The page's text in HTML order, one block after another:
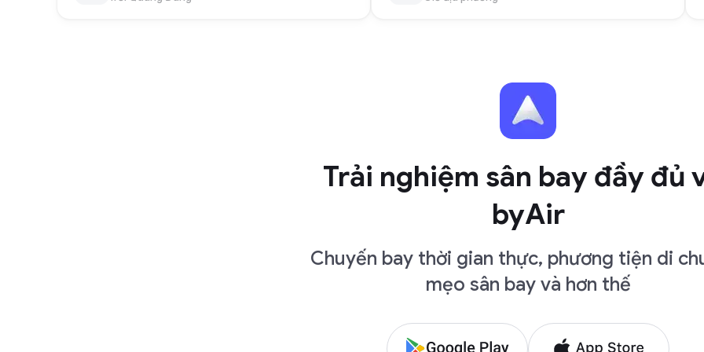
Trải nghiệm sân bay đầy đủ
byAir
Chuyến bay thời gian thực, phương tiện di
mẹo sân bay và hơn thế